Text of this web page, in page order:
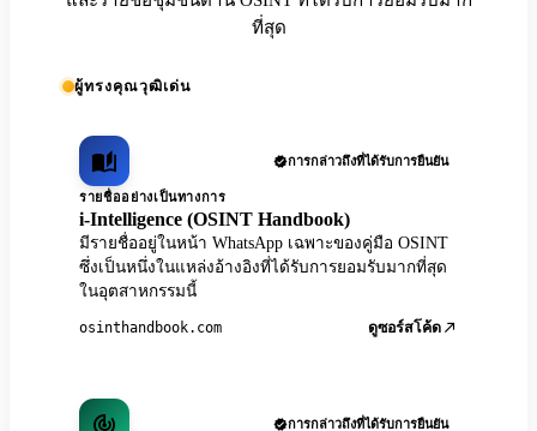
ที่สุด
ผู้ทรงคุณวุฒิเด่น
การกล่าวถึงที่ได้รับการยืนยัน
รายชื่ออย่างเป็นทางการ
i-Intelligence (OSINT Handbook)
มีรายชื่ออยู่ในหน้า WhatsApp เฉพาะของคู่มือ OSINT
ซึ่งเป็นหนึ่งในแหล่งอ้างอิงที่ได้รับการยอมรับมากที่สุด
ในอุตสาหกรรมนี้
osinthandbook.com ดูซอร์สโค้ด
การกล่าวถึงที่ได้รับการยืนยัน